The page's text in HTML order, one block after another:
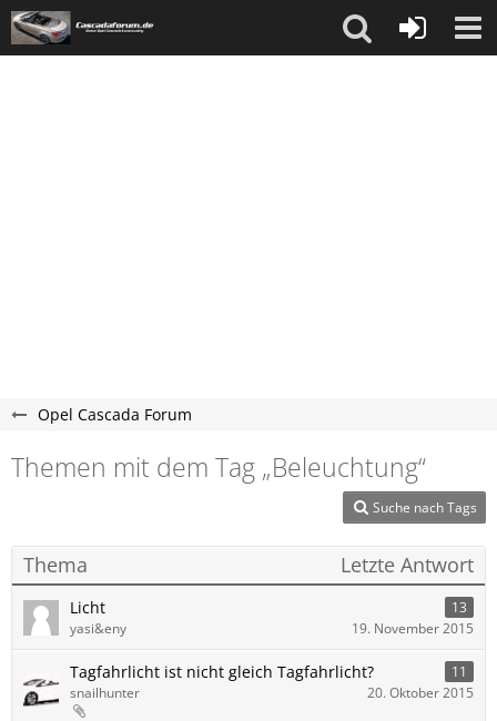
Opel Cascada Forum
Themen mit dem Tag „Beleuchtung“
Suche nach Tags
Thema Letzte Antwort
Licht
13
yasi&eny
19. November 2015
Tagfahrlicht ist nicht gleich Tagfahrlicht?
11
snailhunter
20. Oktober 2015